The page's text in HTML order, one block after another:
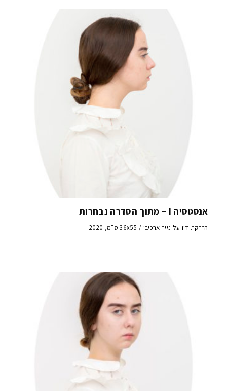
אנסטסיה I – מתוך הסדרה נבחרות
הזרקת דיו על נייר ארכיבי / 36x55 ס"מ, 2020